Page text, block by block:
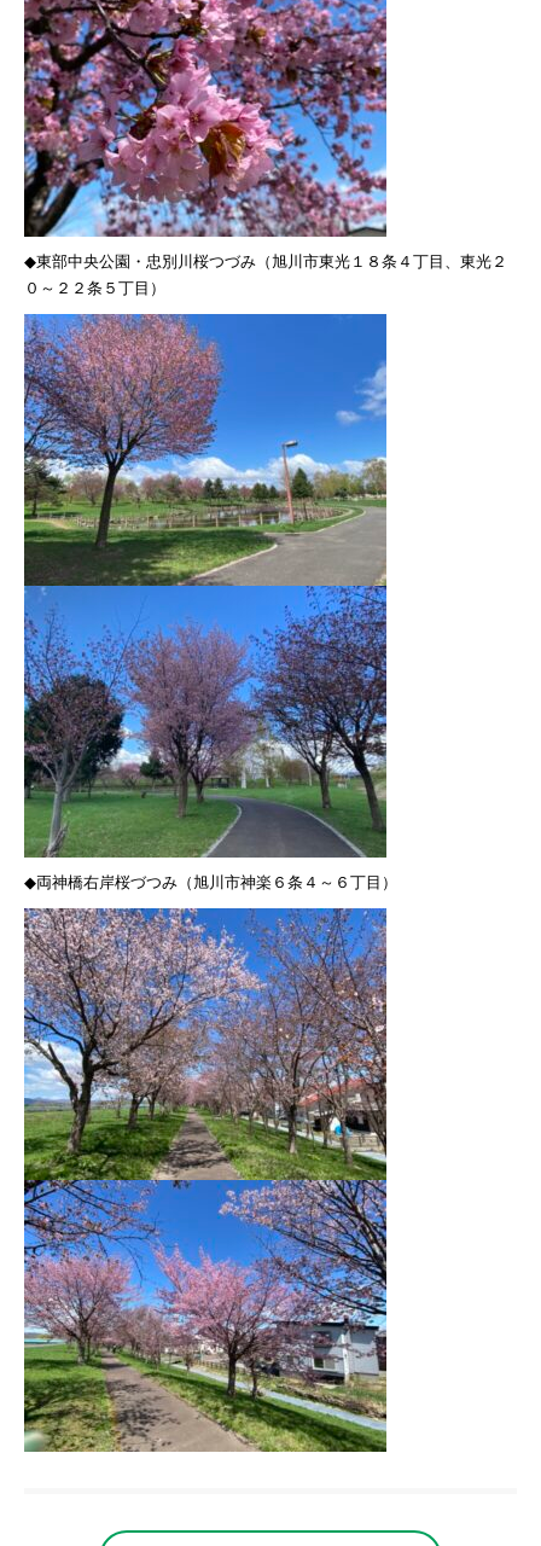
◆東部中央公園・忠別川桜つづみ（旭川市東光１８条４丁目、東光２
０～２２条５丁目）
◆両神橋右岸桜づつみ（旭川市神楽６条４～６丁目）